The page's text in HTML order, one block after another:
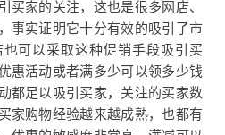
买家的关注，这也是很多网店、
事实证明它十分有效的吸引了市
可以采取这种促销手段吸引买
惠活动或者满多少可以领多少钱
都足以吸引买家，关注的买家数
家购物经验越来越成熟，也都有